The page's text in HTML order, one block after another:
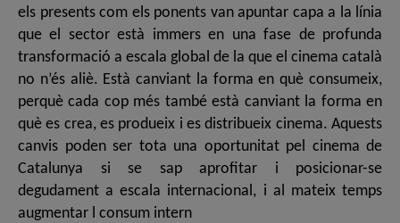
els presents com els ponents van apuntar capa a la línia
que el sector està immers en una fase de profunda
transformació a escala global de la que el cinema català
no n’és aliè. Està canviant la forma en què consumeix,
perquè cada cop més també està canviant la forma en
què es crea, es produeix i es distribueix cinema. Aquests
canvis poden ser tota una oportunitat pel cinema de
Catalunya si se sap aprofitar i posicionar-se
degudament a escala internacional, i al mateix temps
augmentar l consum intern